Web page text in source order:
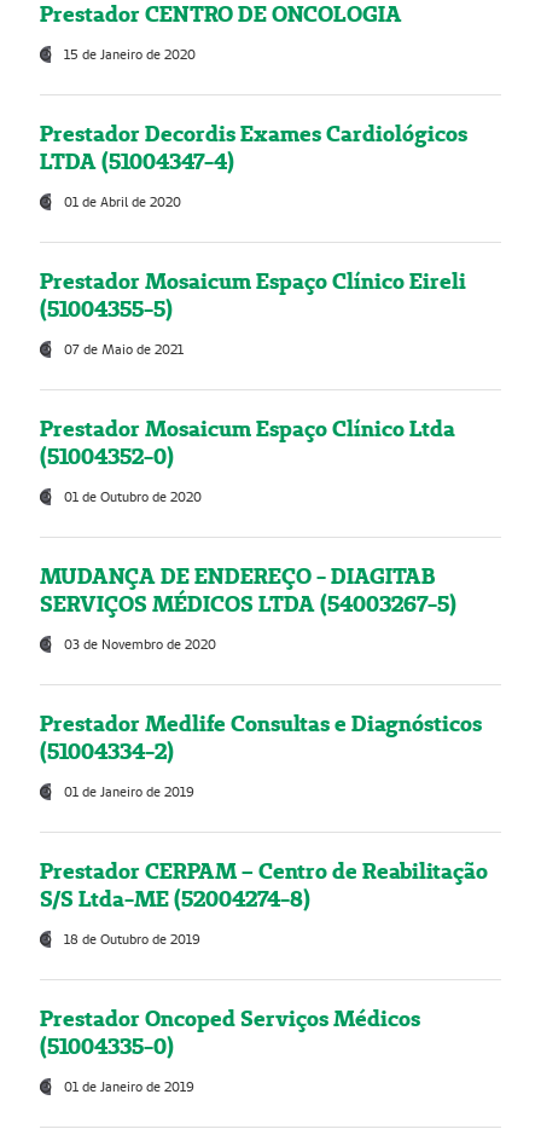
Prestador CENTRO DE ONCOLOGIA
15 de Janeiro de 2020
Prestador Decordis Exames Cardiológicos
LTDA (51004347-4)
01 de Abril de 2020
Prestador Mosaicum Espaço Clínico Eireli
(51004355-5)
07 de Maio de 2021
Prestador Mosaicum Espaço Clínico Ltda
(51004352-0)
01 de Outubro de 2020
MUDANÇA DE ENDEREÇO - DIAGITAB
SERVIÇOS MÉDICOS LTDA (54003267-5)
03 de Novembro de 2020
Prestador Medlife Consultas e Diagnósticos
(51004334-2)
01 de Janeiro de 2019
Prestador CERPAM – Centro de Reabilitação
S/S Ltda-ME (52004274-8)
18 de Outubro de 2019
Prestador Oncoped Serviços Médicos
(51004335-0)
01 de Janeiro de 2019